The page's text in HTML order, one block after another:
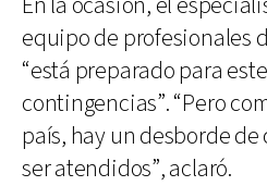
equipo de profesionales
“está preparado para
contingencias”. “Pero
país, hay un desborde
ser atendidos”, aclaró.